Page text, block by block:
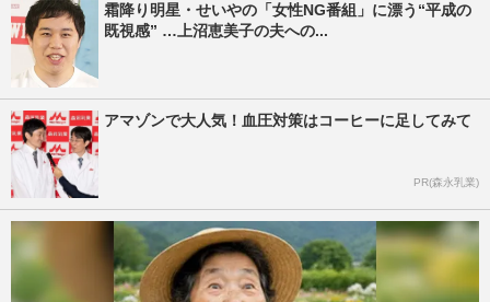
霜降り明星・せいやの「女性NG番組」に漂う“平成の
既視感” …上沼恵美子の夫への...
アマゾンで大人気！血圧対策はコーヒーに足してみて
PR(森永乳業)